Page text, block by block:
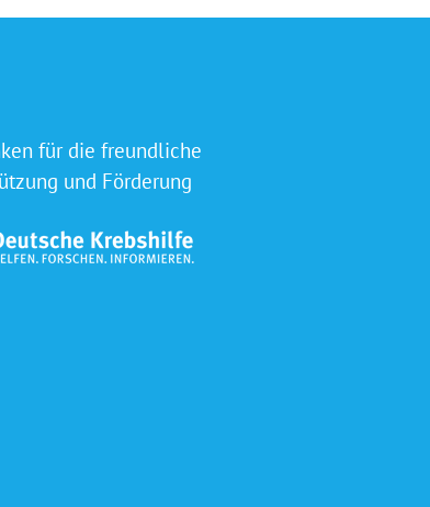
für die freundliche
und Förderung